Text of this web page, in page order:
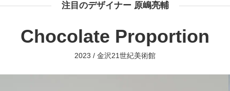
注目のデザイナー 原嶋亮輔
Chocolate Proportion
2023 / 金沢21世紀美術館